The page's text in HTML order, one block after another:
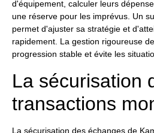
d'équipement, calculer leurs
une réserve pour les imprévus. Un
permet d'ajuster sa stratégie et
rapidement. La gestion rigoureuse
progression stable et évite les
La sécurisation
transactions
La sécurisation des échanges de